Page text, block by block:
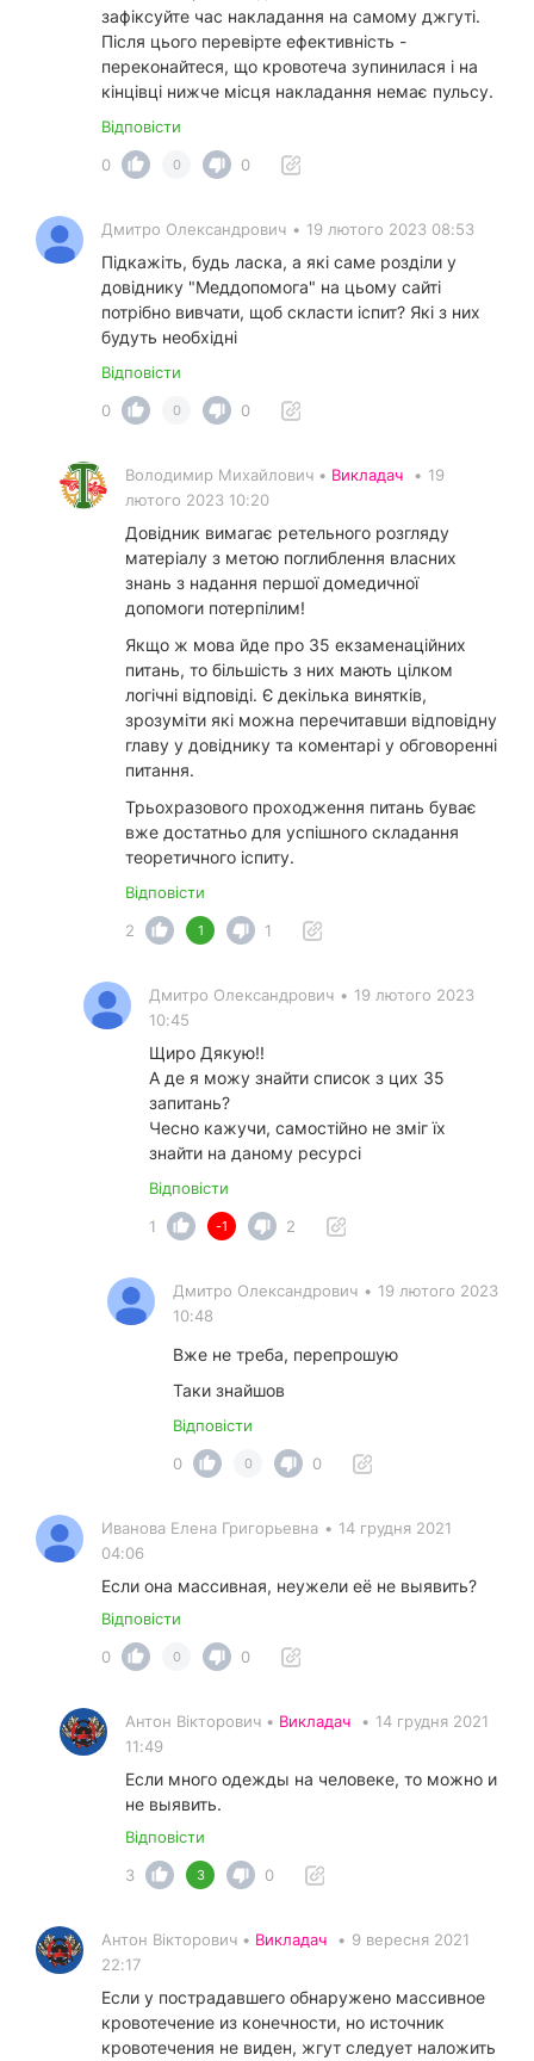
зафіксуйте час накладання на самому джгуті.
Після цього перевірте ефективність -
переконайтеся, що кровотеча зупинилася і на
кінцівці нижче місця накладання немає пульсу.
Відповісти
0
0 0
Дмитро Олександрович • 19 лютого 2023 08:53
Підкажіть, будь ласка, а які саме розділи у
довіднику "Меддопомога" на цьому сайті
потрібно вивчати, щоб скласти іспит? Які з них
будуть необхідні
Відповісти
0
0 0
Володимир Михайлович • Викладач • 19
лютого 2023 10:20
Довідник вимагає ретельного розгляду
матеріалу з метою поглиблення власних
знань з надання першої домедичної
допомоги потерпілим!
Якщо ж мова йде про 35 екзаменаційних
питань, то більшість з них мають цілком
логічні відповіді. Є декілька винятків,
зрозуміти які можна перечитавши відповідну
главу у довіднику та коментарі у обговоренні
питання.
Трьохразового проходження питань буває
вже достатньо для успішного складання
теоретичного іспиту.
Відповісти
2
1 1
Дмитро Олександрович • 19 лютого 2023
10:45
Щиро Дякую!!
А де я можу знайти список з цих 35
запитань?
Чесно кажучи, самостійно не зміг їх
знайти на даному ресурсі
Відповісти
1
-1 2
Дмитро Олександрович • 19 лютого 2023
10:48
Вже не треба, перепрошую
Таки знайшов
Відповісти
0
0 0
Иванова Елена Григорьевна • 14 грудня 2021
04:06
Если она массивная, неужели её не выявить?
Відповісти
0
0 0
Антон Вікторович • Викладач • 14 грудня 2021
11:49
Если много одежды на человеке, то можно и
не выявить.
Відповісти
3
3 0
Антон Вікторович • Викладач • 9 вересня 2021
22:17
Если у пострадавшего обнаружено массивное
кровотечение из конечности, но источник
кровотечения не виден, жгут следует наложить